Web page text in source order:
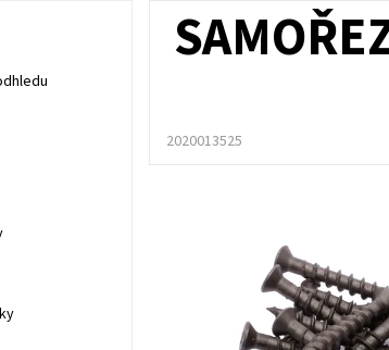
2020013525